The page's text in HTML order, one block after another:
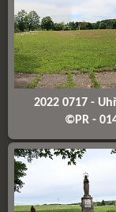
2022 0717 -
©PR -